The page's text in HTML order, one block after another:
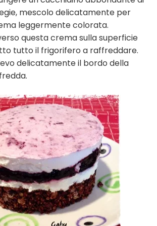
mescolo delicatamente per
leggermente colorata.
questa crema sulla superficie
tutto il frigorifero a raffreddare.
delicatamente il bordo della